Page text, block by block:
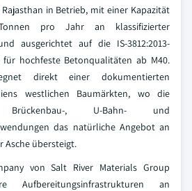
in Betrieb, mit einer Kapazität
pro Jahr an klassifizierter
ausgerichtet auf die IS-3812:2013-
für hochfeste Betonqualitäten ab M40.
direkt einer dokumentierten
westlichen Baumärkten, wo die
, U-Bahn- und
das natürliche Angebot an
Asche übersteigt.
von Salt River Materials Group
Aufbereitungsinfrastrukturen an